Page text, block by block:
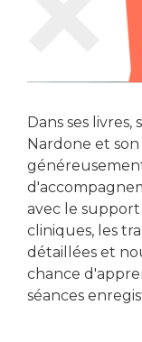
Dans ses livres,
Nardone et
avec le
cliniques, les
détaillées et
chance
séances